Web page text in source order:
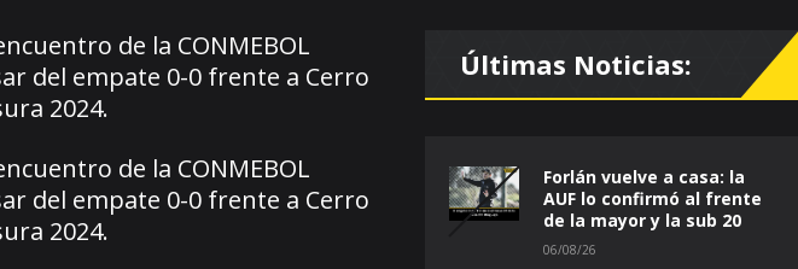
de la CONMEBOL
del empate 0-0 frente a Cerro
2024.
de la CONMEBOL
del empate 0-0 frente a Cerro
2024.
Últimas Noticias:
Forlán vuelve a casa: la
AUF lo confirmó al frente
de la mayor y la sub 20
06/08/26